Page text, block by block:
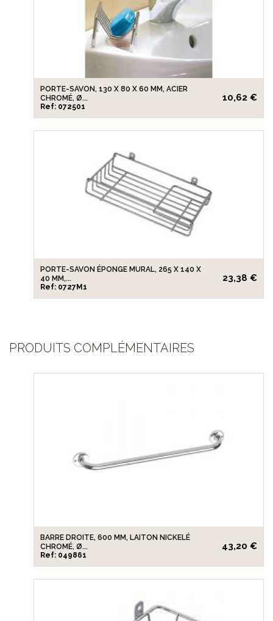
PORTE-SAVON, 130 X 80 X 60 MM, ACIER
CHROMÉ, Ø...
Ref: 072501
10,62 €
PORTE-SAVON ÉPONGE MURAL, 265 X 140 X
40 MM,...
Ref: 0727M1
23,38 €
PRODUITS COMPLÉMENTAIRES
BARRE DROITE, 600 MM, LAITON NICKELÉ
CHROMÉ, Ø...
Ref: 049861
43,20 €